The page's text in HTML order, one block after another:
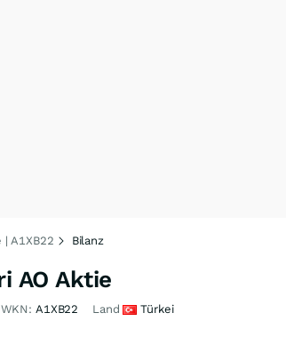
| A1XB22 Bilanz
AO Aktie
WKN: A1XB22 Land Türkei